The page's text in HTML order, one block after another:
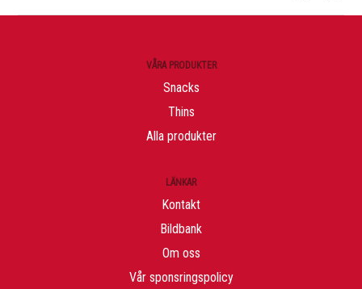
VÅRA PRODUKTER
Snacks
Thins
Alla produkter
LÄNKAR
Kontakt
Bildbank
Om oss
Vår sponsringspolicy